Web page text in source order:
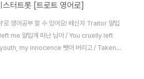
스터트롯 [트로트 영어로]
’로 영어공부 할 수 있어요! 배신자 Traitor 얄밉
me 얄밉게 떠난 님아 / You cruelly left
youth, my innocence 뺏어 버리고 / Taken
cruelly left me 얄밉게 떠난 님아 / You